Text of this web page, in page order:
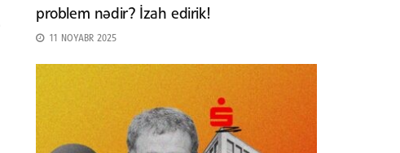
problem nədir? İzah edirik!
11 NOYABR 2025